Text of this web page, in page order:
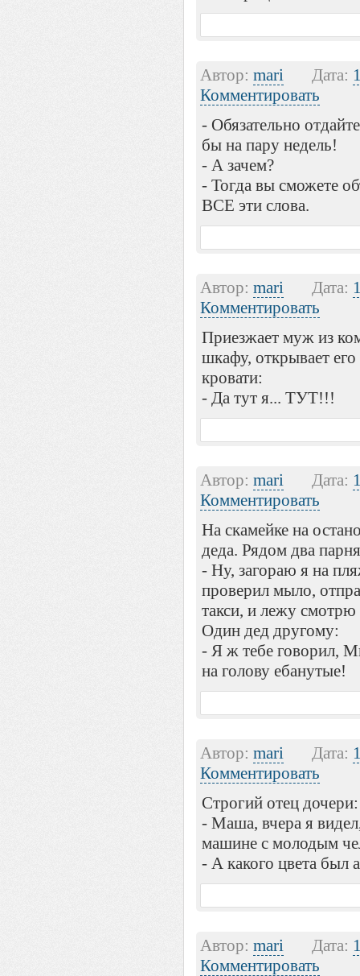
Автор: mari Дата:
Комментировать
- Обязательно
бы на пару недель!
- А зачем?
- Тогда вы сможете
ВСЕ эти слова.
Автор: mari Дата:
Комментировать
Приезжает муж из
шкафу, открывает
кровати:
- Да тут я... ТУТ!!!
Автор: mari Дата:
Комментировать
На скамейке на
деда. Рядом два
- Ну, загораю я на
проверил мыло,
такси, и лежу
Один дед другому:
- Я ж тебе говорил,
на голову ебанутые!
Автор: mari Дата:
Комментировать
Строгий отец дочери:
- Маша, вчера я
машине с молодым
- А какого цвета был
Автор: mari Дата:
Комментировать